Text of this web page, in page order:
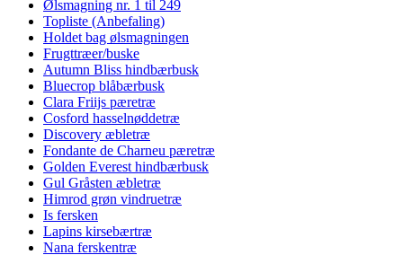
Ølsmagning nr. 1 til 249
Topliste (Anbefaling)
Holdet bag ølsmagningen
Frugttræer/buske
Autumn Bliss hindbærbusk
Bluecrop blåbærbusk
Clara Friijs pæretræ
Cosford hasselnøddetræ
Discovery æbletræ
Fondante de Charneu pæretræ
Golden Everest hindbærbusk
Gul Gråsten æbletræ
Himrod grøn vindruetræ
Is fersken
Lapins kirsebærtræ
Nana ferskentræ